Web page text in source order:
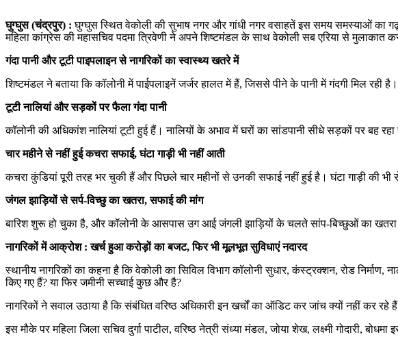
घुग्घुस (चंद्रपुर) :घुग्घुस स्थित वेकोली की सुभाष नगर और गांधी नगर वसाहतें इस समय समस्याओं का
महिला कांग्रेस की महासचिव पदमा त्रिवेणी ने अपने शिष्टमंडल के साथ वेकोली सब एरिया से मुलाकात कर
गंदा पानी और टूटी पाइपलाइन से नागरिकों का स्वास्थ्य खतरे में
शिष्टमंडल ने बताया कि कॉलोनी में पाईपलाइनें जर्जर हालत में हैं, जिससे पीने के पानी में गंदगी मिल रही
टूटी नालियां और सड़कों पर फैला गंदा पानी
कॉलोनी की अधिकांश नालियां टूटी हुई हैं। नालियों के अभाव में घरों का सांडपानी सीधे सड़कों पर बह
चार महीने से नहीं हुई कचरा सफाई, घंटा गाड़ी भी नहीं आती
कचरा कुंडियां पूरी तरह भर चुकी हैं और पिछले चार महीनों से उनकी सफाई नहीं हुई है। घंटा गाड़ी की भी
जंगल झाड़ियों से सर्प-विच्छु का खतरा, सफाई की मांग
बारिश शुरू हो चुका है, और कॉलोनी के आसपास उग आई जंगली झाड़ियों के चलते सांप-बिच्छुओं का खतरा
नागरिकों में आक्रोश : खर्च हुआ करोड़ों का बजट, फिर भी मूलभूत सुविधाएं नदारद
स्थानीय नागरिकों का कहना है कि वेकोली का सिविल विभाग कॉलोनी सुधार, कंस्ट्रक्शन, रोड
किए गए हैं? या फिर जमीनी सच्चाई कुछ और है?
नागरिकों ने सवाल उठाया है कि संबंधित वरिष्ठ अधिकारी इन खर्चों का ऑडिट कर जांच क्यों नहीं कर रहे
इस मौके पर महिला जिला सचिव दुर्गा पाटील, वरिष्ठ नेत्री संध्या मंडल, जोया शेख, लक्ष्मी गोदारी, बोधमा